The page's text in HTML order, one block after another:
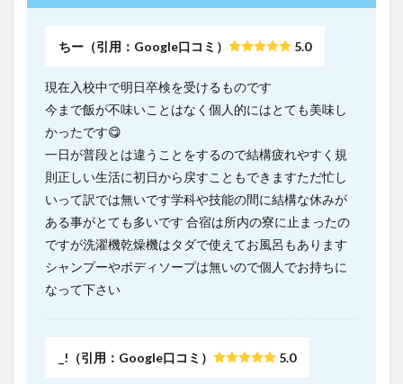
ちー（引用：Google口コミ） 5.0
現在入校中で明日卒検を受けるものです
今まで飯が不味いことはなく個人的にはとても美味し
かったです😋
一日が普段とは違うことをするので結構疲れやすく規
則正しい生活に初日から戻すこともできますただ忙し
いって訳では無いです学科や技能の間に結構な休みが
ある事がとても多いです 合宿は所内の寮に止まったの
ですが洗濯機乾燥機はタダで使えてお風呂もあります
シャンプーやボディソープは無いので個人でお持ちに
なって下さい
_!（引用：Google口コミ） 5.0